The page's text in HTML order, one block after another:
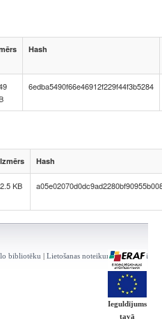
Hash
6edba5490f66e46912f229f44f3b5284
Izmērs Hash
2.5 KB
bibliotēku | Lietošanas noteikumi | Kontakti
Ieguldījums
tavā